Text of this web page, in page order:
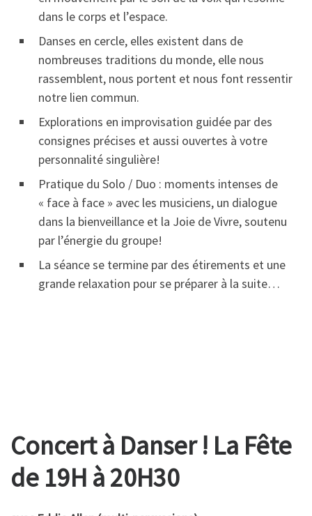
dans le corps et l’espace.
Danses en cercle, elles existent dans de
nombreuses traditions du monde, elle nous
rassemblent, nous portent et nous font ressentir
notre lien commun.
Explorations en improvisation guidée par des
consignes précises et aussi ouvertes à votre
personnalité singulière!
Pratique du Solo / Duo : moments intenses de
« face à face » avec les musiciens, un dialogue
dans la bienveillance et la Joie de Vivre, soutenu
par l’énergie du groupe!
La séance se termine par des étirements et une
grande relaxation pour se préparer à la suite…
Concert à Danser ! La Fête
de 19H à 20H30